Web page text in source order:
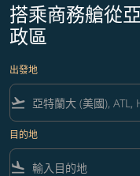
搭乘商務艙從
政區
出發地
flight_takeoff
目的地
flight_land